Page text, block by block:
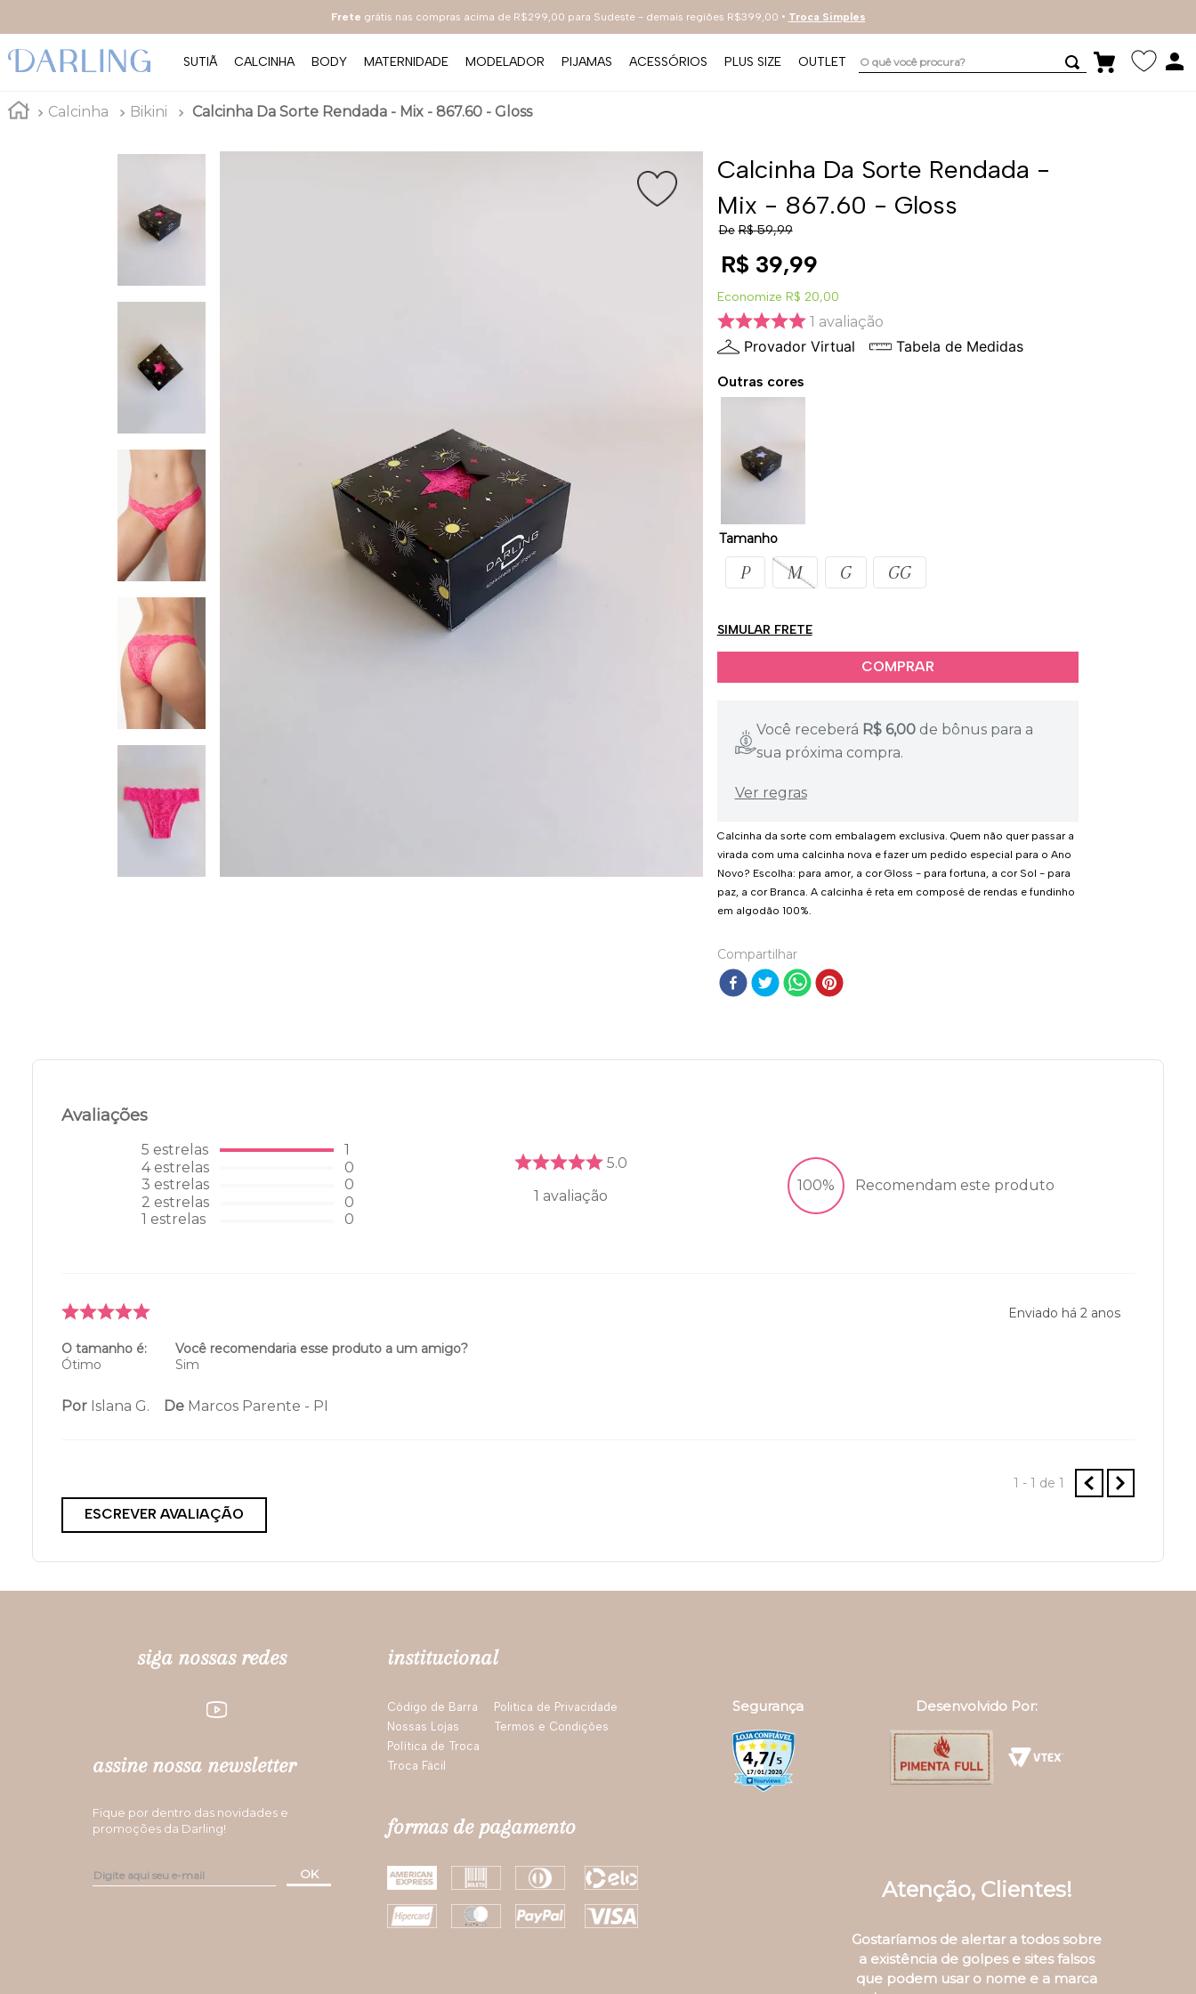
Frete grátis nas compras acima de R$299,00 para Sudeste - demais regiões R$399,00 • Troca Simples
SUTIÃ CALCINHA BODY MATERNIDADE MODELADOR PIJAMAS ACESSÓRIOS PLUS SIZE OUTLET O quê você procura?
Calcinha Bikini Calcinha Da Sorte Rendada - Mix - 867.60 - Gloss
Calcinha Da Sorte Rendada -
Mix - 867.60 - Gloss
De R$ 59,99
R$ 39,99
Economize R$ 20,00
1 avaliação
Provador Virtual Tabela de Medidas
Outras cores
Tamanho
P M G GG
SIMULAR FRETE
Você receberá R$ 6,00 de bônus para a
sua próxima compra.
Ver regras
Calcinha da sorte com embalagem exclusiva. Quem não quer passar a
virada com uma calcinha nova e fazer um pedido especial para o Ano
Novo? Escolha: para amor, a cor Gloss - para fortuna, a cor Sol - para
paz, a cor Branca. A calcinha é reta em composé de rendas e fundinho
em algodão 100%.
Compartilhar
Avaliações
5 estrelas
4estrelas
3 estrelas
2 estrelas
1 estrelas
1
0
0
0
0
5.0
1 avaliação
100% Recomendam este produto
Enviado há 2 anos
O tamanho é:
Ótimo
Você recomendaria esse produto a um amigo?
Sim
Por Islana G. De Marcos Parente - PI
1 - 1 de 1
ESCREVER AVALIAÇÃO
siga nossas redes
assine nossa newsletter
Fique por dentro das novidades e
promoções da Darling!
OK
institucional
Código de Barra
Nossas Lojas
Política de Troca
Troca Fácil
Politica de Privacidade
Termos e Condições
formas de pagamento
Segurança Desenvolvido Por:
Atenção, Clientes!
Gostaríamos de alertar a todos sobre
a existência de golpes e sites falsos
que podem usar o nome e a marca